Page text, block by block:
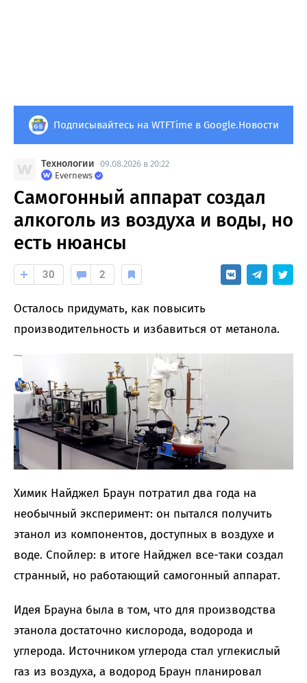
Подписывайтесь на WTFTime в Google.Новости
Технологии 09.08.2026 в 20:22
Evernews
Самогонный аппарат создал
алкоголь из воздуха и воды, но
есть нюансы
30 2
Осталось придумать, как повысить
производительность и избавиться от метанола.
Химик Найджел Браун потратил два года на
необычный эксперимент: он пытался получить
этанол из компонентов, доступных в воздухе и
воде. Спойлер: в итоге Найджел все-таки создал
странный, но работающий самогонный аппарат.
Идея Брауна была в том, что для производства
этанола достаточно кислорода, водорода и
углерода. Источником углерода стал углекислый
газ из воздуха, а водород Браун планировал